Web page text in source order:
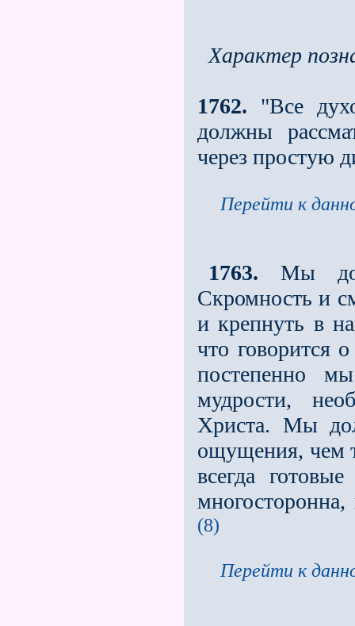
Характер
1762. "Все
должны
через простую
Перейти к
1763. Мы
Скромность и
и крепнуть в
что говорится
постепенно
мудрости,
Христа. Мы
ощущения, чем
всегда
(8)
Перейти к